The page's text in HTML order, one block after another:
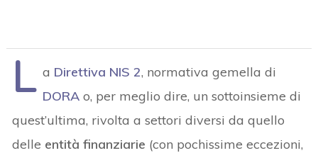
L a Direttiva NIS 2, normativa gemella di
DORA o, per meglio dire, un sottoinsieme di
quest’ultima, rivolta a settori diversi da quello
delle entità finanziarie (con pochissime eccezioni,